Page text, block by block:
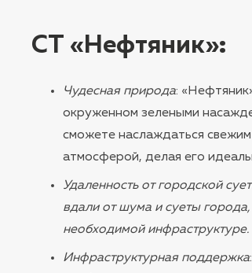
СТ «Нефтяник»:
Чудесная природа:
окруженном зелеными
сможете наслаждаться
атмосферой, делая его
Удаленность от городской
вдали от шума и суеты
необходимой инфраструктуре.
Инфраструктурная поддержка